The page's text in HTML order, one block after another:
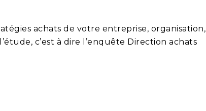
achats de votre entreprise, organisation,
c’est à dire l’enquête Direction achats